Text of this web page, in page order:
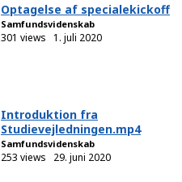
Optagelse af specialekickoff
Samfundsvidenskab
301 views 1. juli 2020
Introduktion fra
Studievejledningen.mp4
Samfundsvidenskab
253 views 29. juni 2020